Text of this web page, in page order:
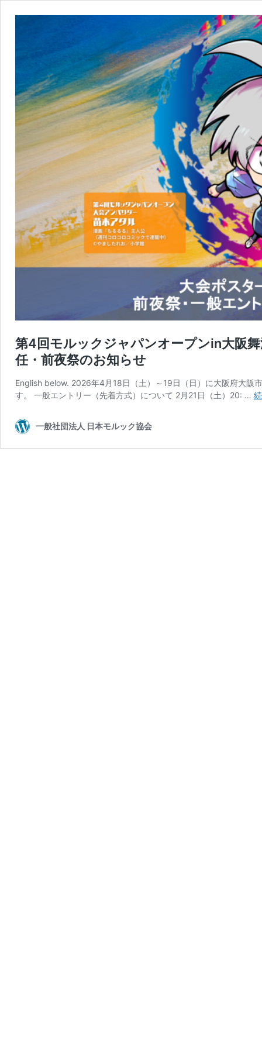
第4回モルックジャパンオープンin大阪
任・前夜祭のお知らせ
English below. 2026年4月18日（土）～19日（日）に大阪府大阪
す。 一般エントリー（先着方式）について 2月21日（土）20: …
一般社団法人 日本モルック協会